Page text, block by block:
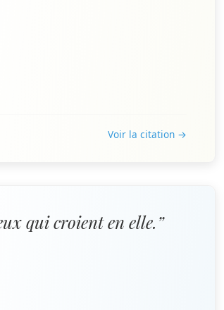
Voir la citation →
qui croient en elle.”